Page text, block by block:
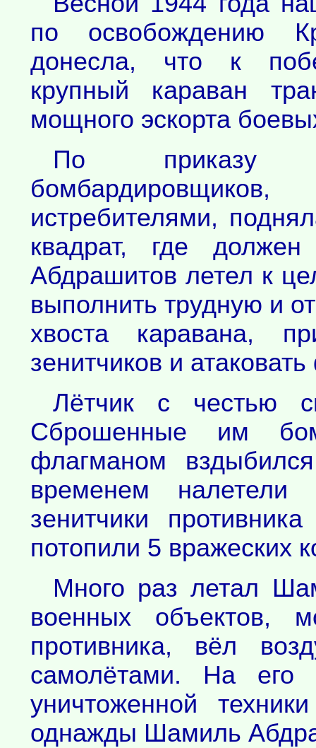
по освобождению
донесла, что к
крупный караван
мощного эскорта
По приказу
истребителями,
квадрат, где
Абдрашитов летел к
выполнить трудную и
хвоста каравана,
зенитчиков и
Лётчик с честью
Сброшенные им
флагманом
временем
зенитчики
потопили 5 вражеских
Много раз летал
военных объектов,
противника, вёл
самолётами. На его
уничтоженной
однажды Шамиль